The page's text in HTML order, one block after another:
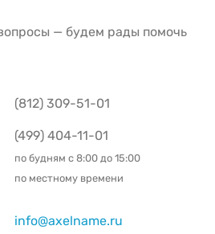
— будем рады помочь
(812) 309-51-01
(499) 404-11-01
по будням с 8:00 до 15:00
по местному времени
info@axelname.ru